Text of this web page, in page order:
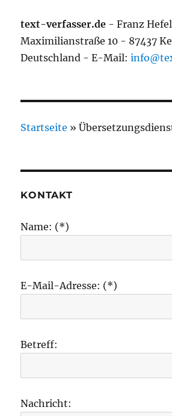
text-verfasser.de - Franz
Maximilianstraße 10 - 87437
Deutschland - E-Mail:
Startseite »
KONTAKT
Name: (*)
E-Mail-Adresse: (*)
Betreff:
Nachricht: